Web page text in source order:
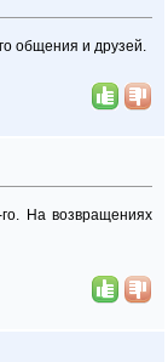
общения и друзей.
го. На возвращениях